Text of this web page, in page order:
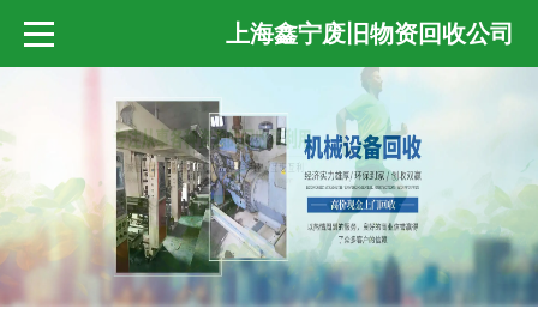
上海鑫宁废旧物资回收公司